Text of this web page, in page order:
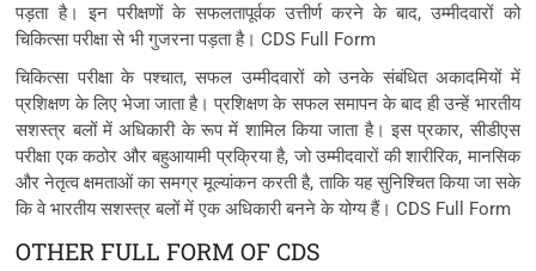
पड़ता है। इन परीक्षणों के सफलतापूर्वक उत्तीर्ण करने के बाद, उम्मीदवारों को
चिकित्सा परीक्षा से भी गुजरना पड़ता है। CDS Full Form
चिकित्सा परीक्षा के पश्चात, सफल उम्मीदवारों को उनके संबंधित अकादमियों में
प्रशिक्षण के लिए भेजा जाता है। प्रशिक्षण के सफल समापन के बाद ही उन्हें भारतीय
सशस्त्र बलों में अधिकारी के रूप में शामिल किया जाता है। इस प्रकार, सीडीएस
परीक्षा एक कठोर और बहुआयामी प्रक्रिया है, जो उम्मीदवारों की शारीरिक, मानसिक
और नेतृत्व क्षमताओं का समग्र मूल्यांकन करती है, ताकि यह सुनिश्चित किया जा सके
कि वे भारतीय सशस्त्र बलों में एक अधिकारी बनने के योग्य हैं। CDS Full Form
OTHER FULL FORM OF CDS